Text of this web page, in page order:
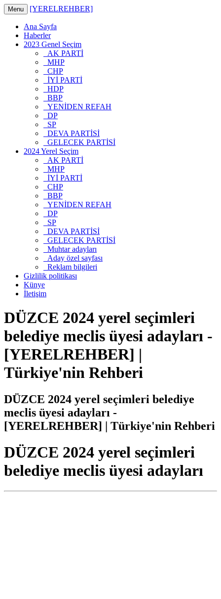
Menu [YERELREHBER]
Ana Sayfa
Haberler
2023 Genel Seçim
AK PARTİ
MHP
CHP
İYİ PARTİ
HDP
BBP
YENİDEN REFAH
DP
SP
DEVA PARTİSİ
GELECEK PARTİSİ
2024 Yerel Seçim
AK PARTİ
MHP
İYİ PARTİ
CHP
BBP
YENİDEN REFAH
DP
SP
DEVA PARTİSİ
GELECEK PARTİSİ
Muhtar adayları
Aday özel sayfası
Reklam bilgileri
Gizlilik politikası
Künye
İletişim
DÜZCE 2024 yerel seçimleri
belediye meclis üyesi adayları -
[YERELREHBER] |
Türkiye'nin Rehberi
DÜZCE 2024 yerel seçimleri belediye
meclis üyesi adayları -
[YERELREHBER] | Türkiye'nin Rehberi
DÜZCE 2024 yerel seçimleri
belediye meclis üyesi adayları